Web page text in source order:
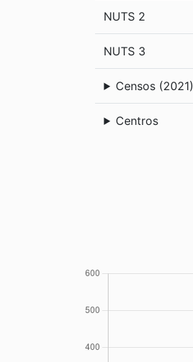
NUTS 2
NUTS 3
Censos (2021)
Centros